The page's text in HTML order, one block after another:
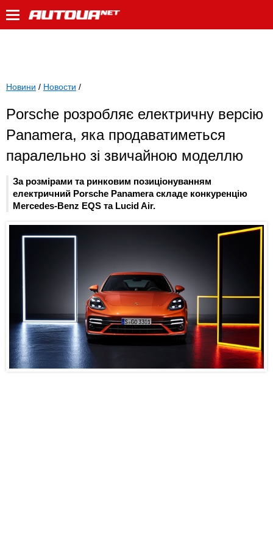
Новини / Новости /
Porsche розробляє електричну версію
Panamera, яка продаватиметься
паралельно зі звичайною моделлю
За розмірами та ринковим позиціонуванням
електричний Porsche Panamera складе конкуренцію
Mercedes-Benz EQS та Lucid Air.